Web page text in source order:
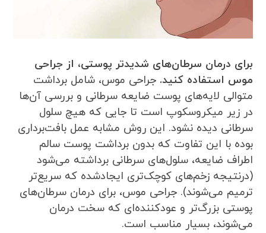
برای درمان سرطان‌های شدیدتر پوستی، از جراحی
موس استفاده کنید. جراحی موس، شامل برداشت
متوالی لایه‌های پوست ضایعه سرطانی و بررسی آن‌ها
در زیر میکروسکوپ است تا جایی که هیچ سلول
سرطانی دیده نشود. این روش مشابه عمل بافت‌برداری
بوده با این تفاوت که بدون برداشت پوست سالم
اطراف ضایعه، سلول‌های سرطانی برداشته می‌شود
(درنتیجه زخم‌های کوچک‌تری ایجادشده که سریع‌تر
ترمیم می‌شوند). جراحی موس، برای درمان سرطان‌های
پوستی بزرگ‌تر و عودکننده‌ای که سخت ‌درمان
می‌شوند، بسیار مناسب است.